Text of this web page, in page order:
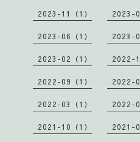
2023-11（1） 2023-
2023-06（1） 2023-
2023-02（1） 2022-
2022-09（1） 2022-
2022-03（1） 2022-
2021-10（1） 2021-